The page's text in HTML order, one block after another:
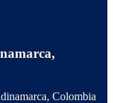
Colombia